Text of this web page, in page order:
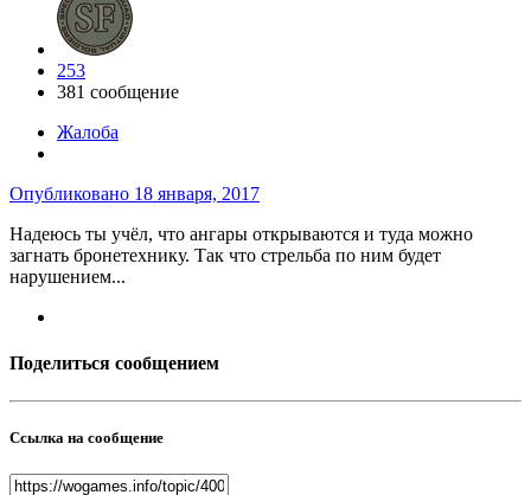
253
381 сообщение
Жалоба
Опубликовано 18 января, 2017
Надеюсь ты учёл, что ангары открываются и туда можно
загнать бронетехнику. Так что стрельба по ним будет
нарушением...
Поделиться сообщением
Ссылка на сообщение